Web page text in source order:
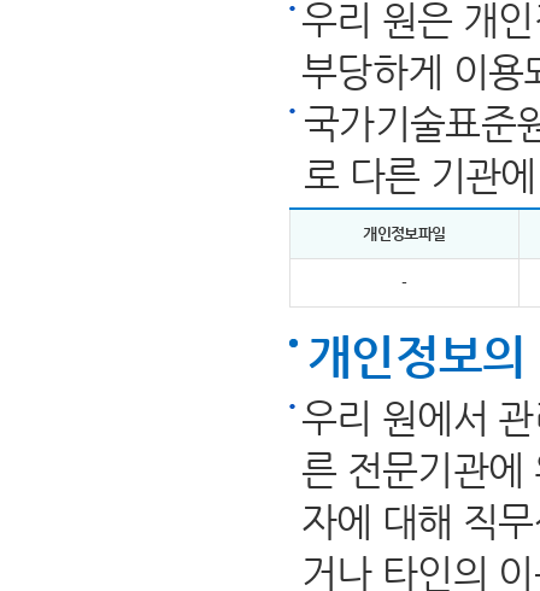
우리 원은 개
부당하게 이용
국가기술표준
로 다른 기관
개인정보파일
-
개인정보
우리 원에서
른 전문기관에
자에 대해 직
거나 타인의